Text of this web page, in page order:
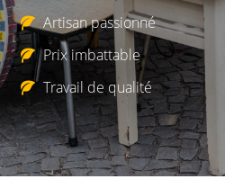
Artisan passionné
Prix imbattable
Travail de qualité